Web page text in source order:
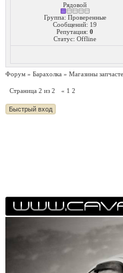
Рядовой
Группа: Проверенные
Сообщений: 19
Репутация: 0
Статус: Offline
Форум » Барахолка » Магазины
Страница 2 из 2 « 1 2